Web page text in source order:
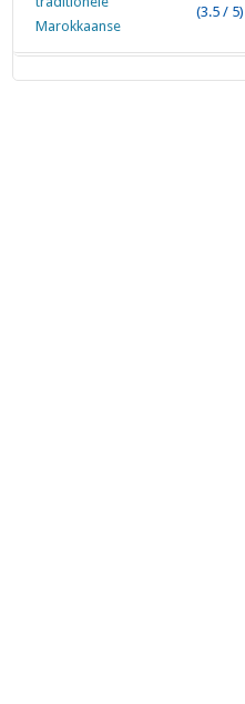
(3.5 / 5)